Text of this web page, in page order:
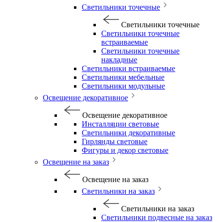
Светильники точечные
Светильники точечные
Светильники точечные
встраиваемые
Светильники точечные
накладные
Светильники встраиваемые
Светильники мебельные
Светильники модульные
Освещение декоративное
Освещение декоративное
Инсталляции световые
Светильники декоративные
Гирлянды световые
Фигуры и декор световые
Освещение на заказ
Освещение на заказ
Светильники на заказ
Светильники на заказ
Светильники подвесные на заказ